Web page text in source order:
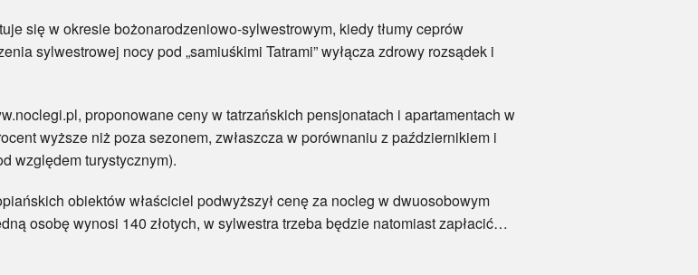
w okresie bożonarodzeniowo-sylwestrowym, kiedy tłumy ceprów
sylwestrowej nocy pod „samiuśkimi Tatrami” wyłącza zdrowy rozsądek i
proponowane ceny w tatrzańskich pensjonatach i apartamentach w
wyższe niż poza sezonem, zwłaszcza w porównaniu z październikiem i
względem turystycznym).
obiektów właściciel podwyższył cenę za nocleg w dwuosobowym
osobę wynosi 140 złotych, w sylwestra trzeba będzie natomiast zapłacić…